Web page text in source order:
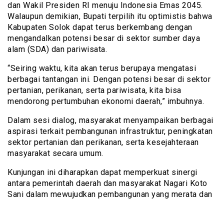
dan Wakil Presiden RI menuju Indonesia Emas 2045.
Walaupun demikian, Bupati terpilih itu optimistis bahwa
Kabupaten Solok dapat terus berkembang dengan
mengandalkan potensi besar di sektor sumber daya
alam (SDA) dan pariwisata.
“Seiring waktu, kita akan terus berupaya mengatasi
berbagai tantangan ini. Dengan potensi besar di sektor
pertanian, perikanan, serta pariwisata, kita bisa
mendorong pertumbuhan ekonomi daerah,” imbuhnya.
Dalam sesi dialog, masyarakat menyampaikan berbagai
aspirasi terkait pembangunan infrastruktur, peningkatan
sektor pertanian dan perikanan, serta kesejahteraan
masyarakat secara umum.
Kunjungan ini diharapkan dapat memperkuat sinergi
antara pemerintah daerah dan masyarakat Nagari Koto
Sani dalam mewujudkan pembangunan yang merata dan